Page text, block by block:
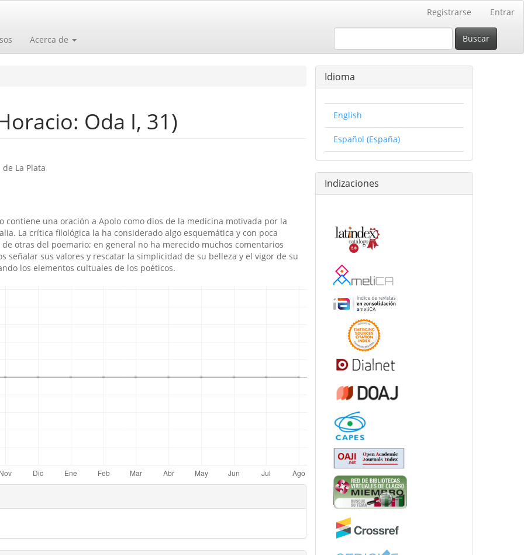
Registrarse Entrar
Acerca de Buscar
Oda I, 31)
La Plata
contiene una oración a Apolo como dios de la medicina motivada por la
La crí­tica filológica la ha considerado algo esquemática y con poca
otras del poemario; en general no ha merecido muchos comentarios
señalar sus valores y rescatar la simplicidad de su belleza y el vigor de su
los elementos cultuales de los poéticos.
Idioma
English
Español (España)
Indizaciones